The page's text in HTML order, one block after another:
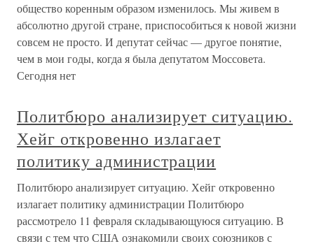
общество коренным образом изменилось. Мы живем в
абсолютно другой стране, приспособиться к новой жизни
совсем не просто. И депутат сейчас — другое понятие,
чем в мои годы, когда я была депутатом Моссовета.
Сегодня нет
Политбюро анализирует ситуацию.
Хейг откровенно излагает
политику администрации
Политбюро анализирует ситуацию. Хейг откровенно
излагает политику администрации Политбюро
рассмотрело 11 февраля складывающуюся ситуацию. В
связи с тем что США ознакомили своих союзников с